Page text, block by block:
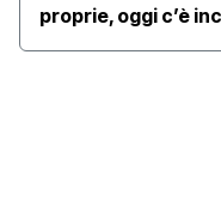
proprie, oggi c’è